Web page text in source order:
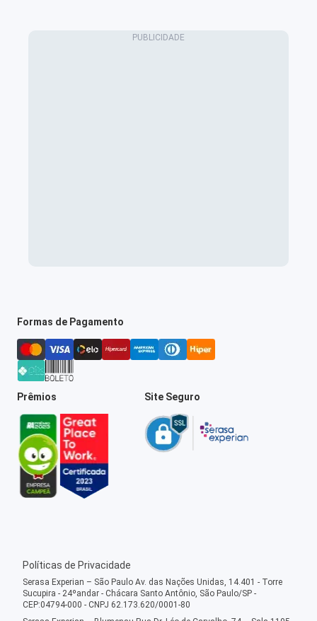
Formas de Pagamento
Prêmios Site Seguro
Políticas de Privacidade
Serasa Experian – São Paulo Av. das Nações Unidas, 14.401 - Torre
Sucupira - 24ºandar - Chácara Santo Antônio, São Paulo/SP -
CEP:04794-000 - CNPJ 62.173.620/0001-80